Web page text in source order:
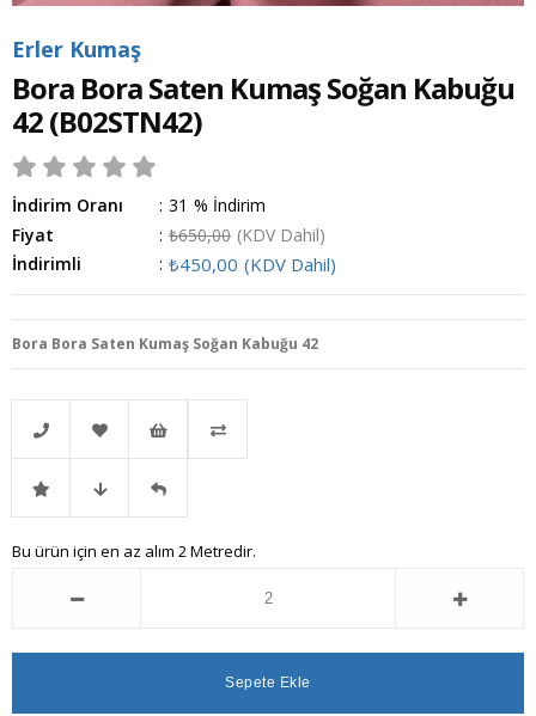
Erler Kumaş
Bora Bora Saten Kumaş Soğan Kabuğu
42(B02STN42)
İndirim Oranı : %
31
İndirim
Fiyat
: ₺650,00 (KDV Dahil)
İndirimli
: ₺450,00 (KDV Dahil)
Bora Bora Saten Kumaş Soğan Kabuğu 42
Telefonla
Sipariş
Favorilere
Ekle
İstek
Listeme
İndirimli Fiyat Gelince
Bu ürün için en az alım 2 Metredir.